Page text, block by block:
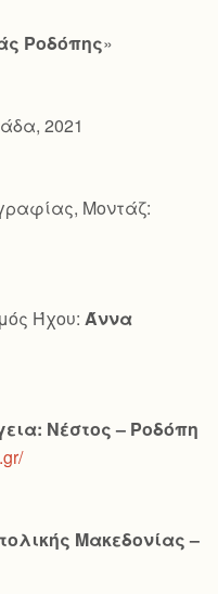
Ροδόπης»
2021
Μοντάζ:
Ήχου: Άννα
Νέστος – Ροδόπη
Μακεδονίας –